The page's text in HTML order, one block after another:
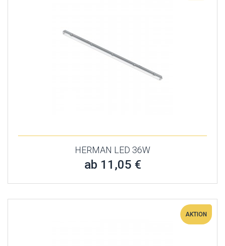
HERMAN LED 36W
ab 11,05 €
AKTION